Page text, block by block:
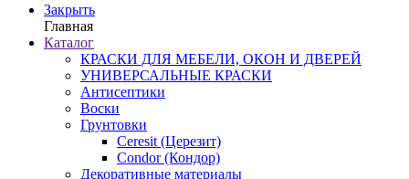
Закрыть
Главная
Каталог
КРАСКИ ДЛЯ МЕБЕЛИ, ОКОН И ДВЕРЕЙ
УНИВЕРСАЛЬНЫЕ КРАСКИ
Антисептики
Воски
Грунтовки
Ceresit (Церезит)
Condor (Кондор)
Декоративные материалы